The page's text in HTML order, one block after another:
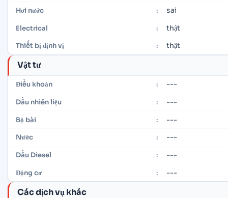
Hơi nước : sai
Electrical : thật
Thiết bị định vị : thật
Vật tư
Điều khoản : ---
Dầu nhiên liệu : ---
Bộ bài : ---
Nước : ---
Dầu Diesel : ---
Động cơ : ---
Các dịch vụ khác